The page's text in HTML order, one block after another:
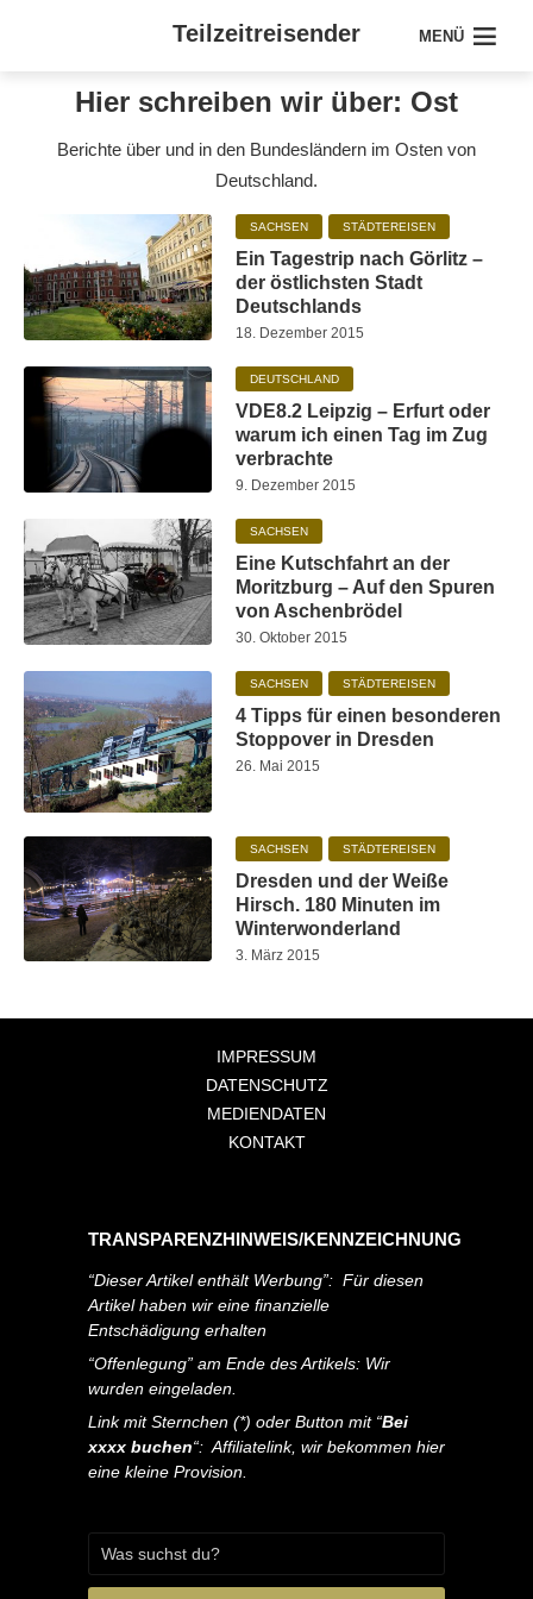
Teilzeitreisender MENÜ
Hier schreiben wir über: Ost
Berichte über und in den Bundesländern im Osten von
Deutschland.
SACHSEN STÄDTEREISEN
Ein Tagestrip nach Görlitz –
der östlichsten Stadt
Deutschlands
18. Dezember 2015
DEUTSCHLAND
VDE8.2 Leipzig – Erfurt oder
warum ich einen Tag im Zug
verbrachte
9. Dezember 2015
SACHSEN
Eine Kutschfahrt an der
Moritzburg – Auf den Spuren
von Aschenbrödel
30. Oktober 2015
SACHSEN STÄDTEREISEN
4 Tipps für einen besonderen
Stoppover in Dresden
26. Mai 2015
SACHSEN STÄDTEREISEN
Dresden und der Weiße
Hirsch. 180 Minuten im
Winterwonderland
3. März 2015
IMPRESSUM
DATENSCHUTZ
MEDIENDATEN
KONTAKT
TRANSPARENZHINWEIS/KENNZEICHNUNG
“Dieser Artikel enthält Werbung”: Für diesen
Artikel haben wir eine finanzielle
Entschädigung erhalten
“Offenlegung” am Ende des Artikels: Wir
wurden eingeladen.
Link mit Sternchen (*) oder Button mit “Bei
xxxx buchen“: Affiliatelink, wir bekommen hier
eine kleine Provision.